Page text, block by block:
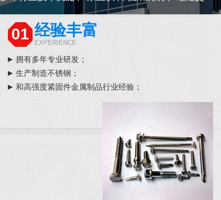
01 经验丰富
EXPERIENCE
拥有多年专业研发；
生产制造不锈钢；
和高强度紧固件金属制品行业经验；